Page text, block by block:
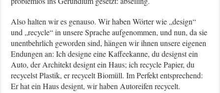
Also halten wir es genauso. Wir haben Wörter wie „design“
und „recycle“ in unsere Sprache aufgenommen, und nun, da sie
unentbehrlich geworden sind, hängen wir ihnen unsere eigenen
Endungen an: Ich designe eine Kaffeekanne, du designst ein
Auto, der Architekt designt ein Haus; ich recycle Papier, du
recycelst Plastik, er recycelt Biomüll. Im Perfekt entsprechend:
Er hat ein Haus designt, wir haben Autoreifen recycelt.